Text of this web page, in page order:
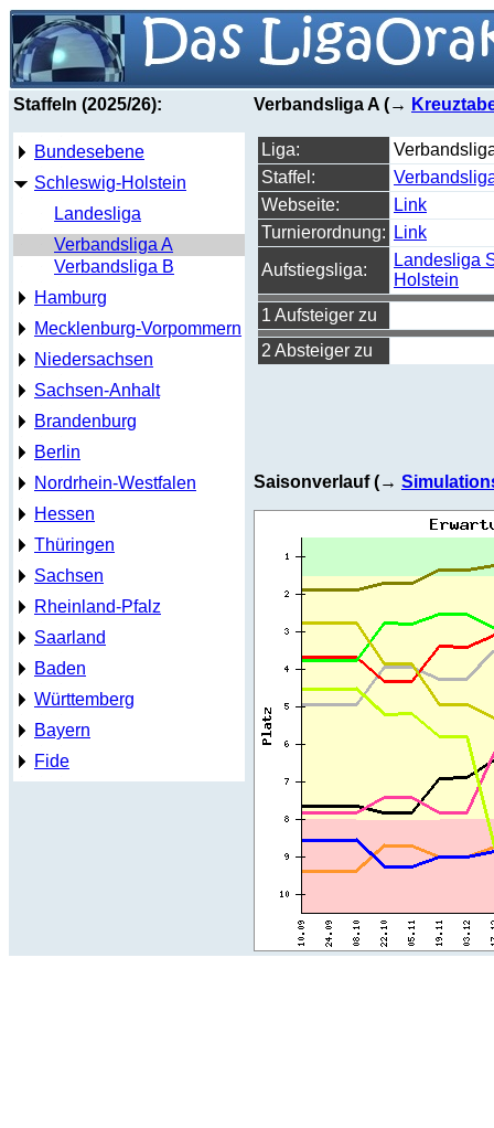
Staffeln (2025/26):
Bundesebene
Schleswig-Holstein
Landesliga
Verbandsliga A
Verbandsliga B
Hamburg
Mecklenburg-Vorpommern
Niedersachsen
Sachsen-Anhalt
Brandenburg
Berlin
Nordrhein-Westfalen
Hessen
Thüringen
Sachsen
Rheinland-Pfalz
Saarland
Baden
Württemberg
Bayern
Fide
Verbandsliga A (→
Liga:
Staffel:
Webseite:
Link
Turnierordnung:
Link
Aufstiegsliga:
Landesliga
Holstein
1 Aufsteiger zu
2 Absteiger zu
Saisonverlauf (→